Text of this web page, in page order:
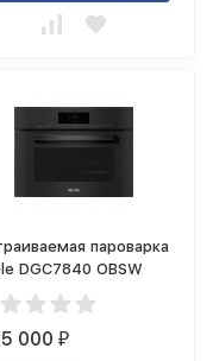
пароварка
DGC7840 OBSW
000₽